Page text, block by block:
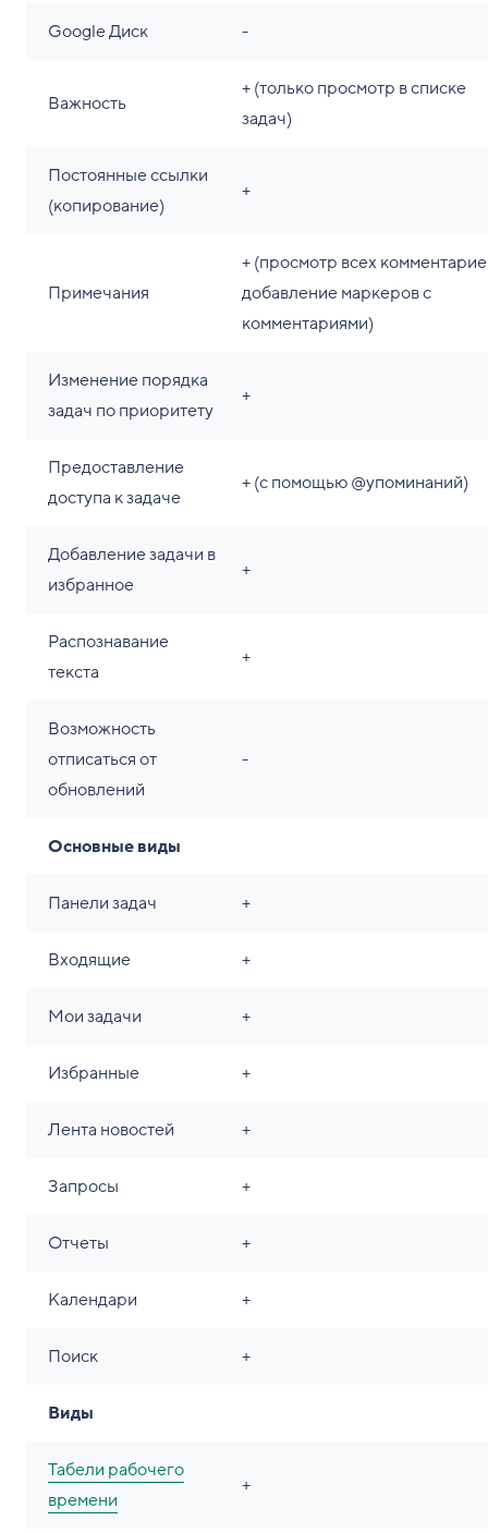
Google Диск -
Важность
+ (только просмотр в списке
задач)
Постоянные ссылки
(копирование)
+
Примечания
+ (просмотр всех
добавление маркеров с
комментариями)
Изменение порядка
задач по приоритету
+
Предоставление
доступа к задаче
+ (с помощью @упоминаний)
Добавление задачи в
избранное
+
Распознавание
текста
+
Возможность
отписаться от
обновлений
-
Основные виды
Панели задач +
Входящие +
Мои задачи +
Избранные +
Лента новостей +
Запросы +
Отчеты +
Календари +
Поиск +
Виды
Табели рабочего
времени
+